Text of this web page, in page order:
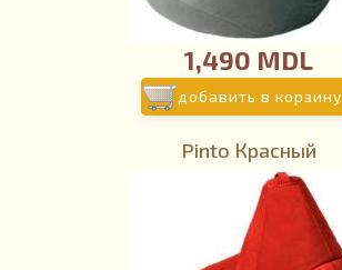
1,490 MDL
добавить в корзину
Pinto Красный